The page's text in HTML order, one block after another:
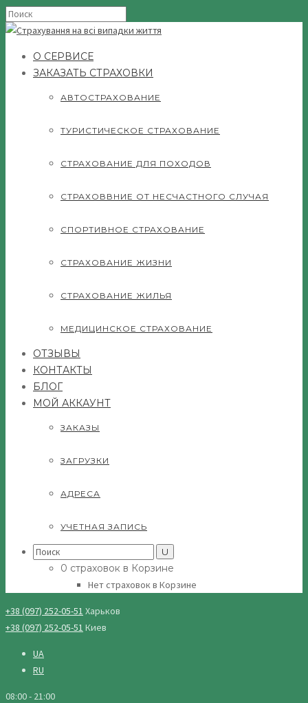
О СЕРВИСЕ
ЗАКАЗАТЬ СТРАХОВКИ
АВТОСТРАХОВАНИЕ
ТУРИСТИЧЕСКОЕ СТРАХОВАНИЕ
СТРАХОВАНИЕ ДЛЯ ПОХОДОВ
СТРАХОВВНИЕ ОТ НЕСЧАСТНОГО СЛУЧАЯ
СПОРТИВНОЕ СТРАХОВАНИЕ
СТРАХОВАНИЕ ЖИЗНИ
СТРАХОВАНИЕ ЖИЛЬЯ
МЕДИЦИНСКОЕ СТРАХОВАНИЕ
ОТЗЫВЫ
КОНТАКТЫ
БЛОГ
МОЙ АККАУНТ
ЗАКАЗЫ
ЗАГРУЗКИ
АДРЕСА
УЧЕТНАЯ ЗАПИСЬ
Search
0 страховок в Корзине
Нет страховок в Корзине
+38 (097) 252-05-51 Харьков
+38 (097) 252-05-51 Киев
UA
RU
08:00 - 21:00